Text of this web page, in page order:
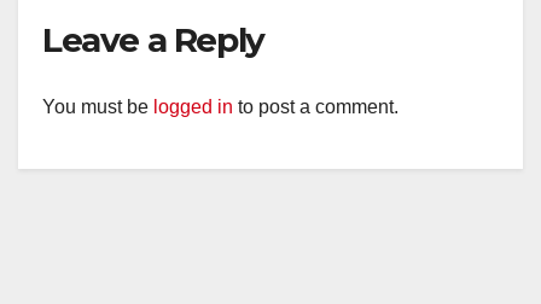
Leave a Reply
You must be logged in to post a comment.